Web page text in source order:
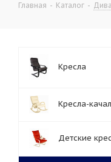
Главная - Каталог -
Кресла
Кресла-
Детские